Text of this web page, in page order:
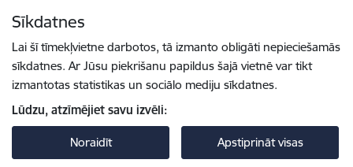
Sīkdatnes
Lai šī tīmekļvietne darbotos, tā izmanto obligāti nepieciešamās
sīkdatnes. Ar Jūsu piekrišanu papildus šajā vietnē var tikt
izmantotas statistikas un sociālo mediju sīkdatnes.
Lūdzu, atzīmējiet savu izvēli:
Noraidīt Apstiprināt visas